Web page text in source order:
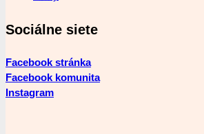
Sociálne siete
Facebook stránka
Facebook komunita
Instagram